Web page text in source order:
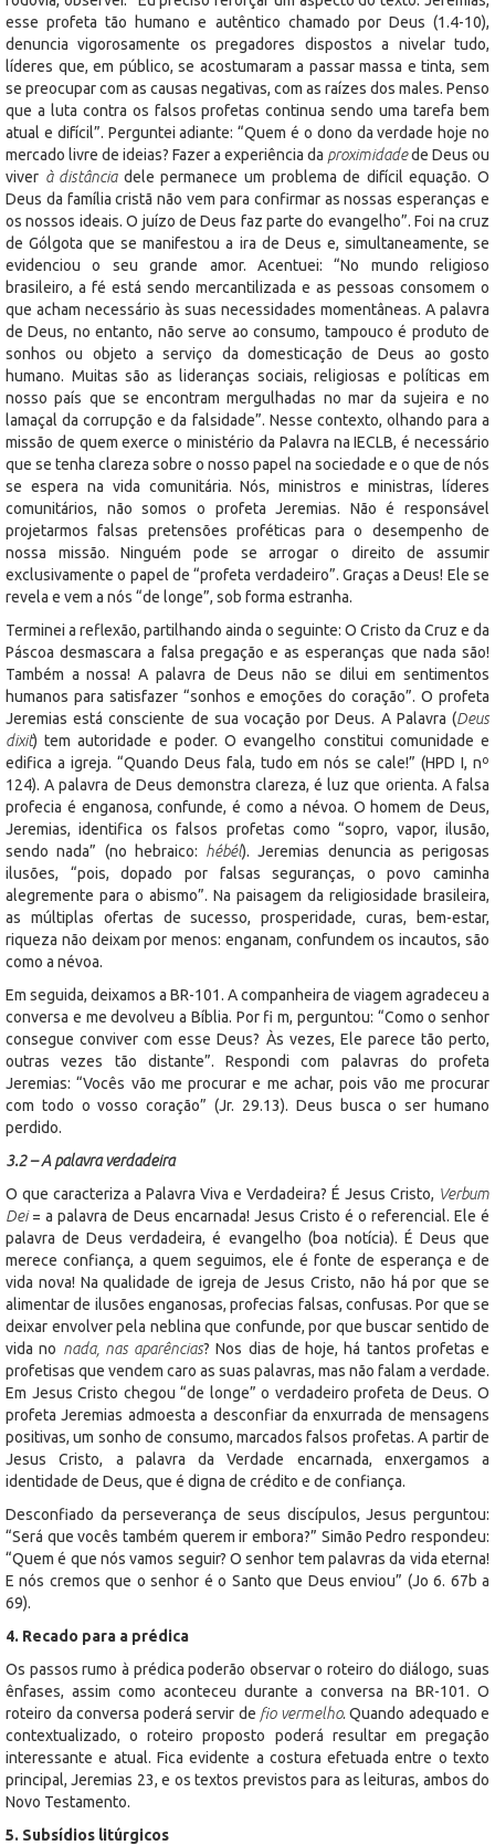
esse profeta tão humano e autêntico chamado por Deus (1.4-10),
denuncia vigorosamente os pregadores dispostos a nivelar tudo,
líderes que, em público, se acostumaram a passar massa e tinta, sem
se preocupar com as causas negativas, com as raízes dos males. Penso
que a luta contra os falsos profetas continua sendo uma tarefa bem
atual e difícil”. Perguntei adiante: “Quem é o dono da verdade hoje no
mercado livre de ideias? Fazer a experiência da proximidadede Deus ou
viver à distânciadele permanece um problema de difícil equação. O
Deus da família cristã não vem para confirmar as nossas esperanças e
os nossos ideais. O juízo de Deus faz parte do evangelho”. Foi na cruz
de Gólgota que se manifestou a ira de Deus e, simultaneamente, se
evidenciou o seu grande amor. Acentuei: “No mundo religioso
brasileiro, a fé está sendo mercantilizada e as pessoas consomem o
que acham necessário às suas necessidades momentâneas. A palavra
de Deus, no entanto, não serve ao consumo, tampouco é produto de
sonhos ou objeto a serviço da domesticação de Deus ao gosto
humano. Muitas são as lideranças sociais, religiosas e políticas em
nosso país que se encontram mergulhadas no mar da sujeira e no
lamaçal da corrupção e da falsidade”. Nesse contexto, olhando para a
missão de quem exerce o ministério da Palavra na IECLB, é necessário
que se tenha clareza sobre o nosso papel na sociedade e o que de nós
se espera na vida comunitária. Nós, ministros e ministras, líderes
comunitários, não somos o profeta Jeremias. Não é responsável
projetarmos falsas pretensões proféticas para o desempenho de
nossa missão. Ninguém pode se arrogar o direito de assumir
exclusivamente o papel de “profeta verdadeiro”. Graças a Deus! Ele se
revela e vem a nós “de longe”, sob forma estranha.
Terminei a reflexão, partilhando ainda o seguinte: O Cristo da Cruz e da
Páscoa desmascara a falsa pregação e as esperanças que nada são!
Também a nossa! A palavra de Deus não se dilui em sentimentos
humanos para satisfazer “sonhos e emoções do coração”. O profeta
Jeremias está consciente de sua vocação por Deus. A Palavra (Deus
dixit) tem autoridade e poder. O evangelho constitui comunidade e
edifica a igreja. “Quando Deus fala, tudo em nós se cale!” (HPD I, nº
124). A palavra de Deus demonstra clareza, é luz que orienta. A falsa
profecia é enganosa, confunde, é como a névoa. O homem de Deus,
Jeremias, identifica os falsos profetas como “sopro, vapor, ilusão,
sendo nada” (no hebraico: hébél). Jeremias denuncia as perigosas
ilusões, “pois, dopado por falsas seguranças, o povo caminha
alegremente para o abismo”. Na paisagem da religiosidade brasileira,
as múltiplas ofertas de sucesso, prosperidade, curas, bem-estar,
riqueza não deixam por menos: enganam, confundem os incautos, são
como a névoa.
Em seguida, deixamos a BR-101. A companheira de viagem agradeceu a
conversa e me devolveu a Bíblia. Por fi m, perguntou: “Como o senhor
consegue conviver com esse Deus? Às vezes, Ele parece tão perto,
outras vezes tão distante”. Respondi com palavras do profeta
Jeremias: “Vocês vão me procurar e me achar, pois vão me procurar
com todo o vosso coração” (Jr. 29.13). Deus busca o ser humano
perdido.
3.2 – A palavra verdadeira
O que caracteriza a Palavra Viva e Verdadeira? É Jesus Cristo, Verbum
Dei= a palavra de Deus encarnada! Jesus Cristo é o referencial. Ele é
palavra de Deus verdadeira, é evangelho (boa notícia). É Deus que
merece confiança, a quem seguimos, ele é fonte de esperança e de
vida nova! Na qualidade de igreja de Jesus Cristo, não há por que se
alimentar de ilusões enganosas, profecias falsas, confusas. Por que se
deixar envolver pela neblina que confunde, por que buscar sentido de
vida no nada, nas aparências? Nos dias de hoje, há tantos profetas e
profetisas que vendem caro as suas palavras, mas não falam a verdade.
Em Jesus Cristo chegou “de longe” o verdadeiro profeta de Deus. O
profeta Jeremias admoesta a desconfiar da enxurrada de mensagens
positivas, um sonho de consumo, marcados falsos profetas. A partir de
Jesus Cristo, a palavra da Verdade encarnada, enxergamos a
identidade de Deus, que é digna de crédito e de confiança.
Desconfiado da perseverança de seus discípulos, Jesus perguntou:
“Será que vocês também querem ir embora?” Simão Pedro respondeu:
“Quem é que nós vamos seguir? O senhor tem palavras da vida eterna!
E nós cremos que o senhor é o Santo que Deus enviou” (Jo 6. 67b a
69).
4. Recado para a prédica
Os passos rumo à prédica poderão observar o roteiro do diálogo, suas
ênfases, assim como aconteceu durante a conversa na BR-101. O
roteiro da conversa poderá servir de fio vermelho. Quando adequado e
contextualizado, o roteiro proposto poderá resultar em pregação
interessante e atual. Fica evidente a costura efetuada entre o texto
principal, Jeremias 23, e os textos previstos para as leituras, ambos do
Novo Testamento.
5. Subsídios litúrgicos